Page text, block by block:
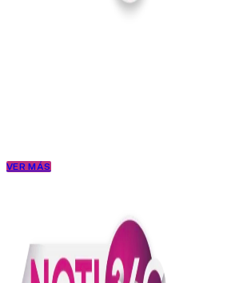
VER MÁS